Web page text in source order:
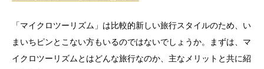
「マイクロツーリズム」は比較的新しい旅行スタイルのため、い
まいちピンとこない方もいるのではないでしょうか。まずは、マ
イクロツーリズムとはどんな旅行なのか、主なメリットと共に紹